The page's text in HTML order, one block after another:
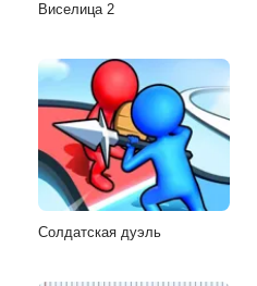
Виселица 2
Солдатская дуэль